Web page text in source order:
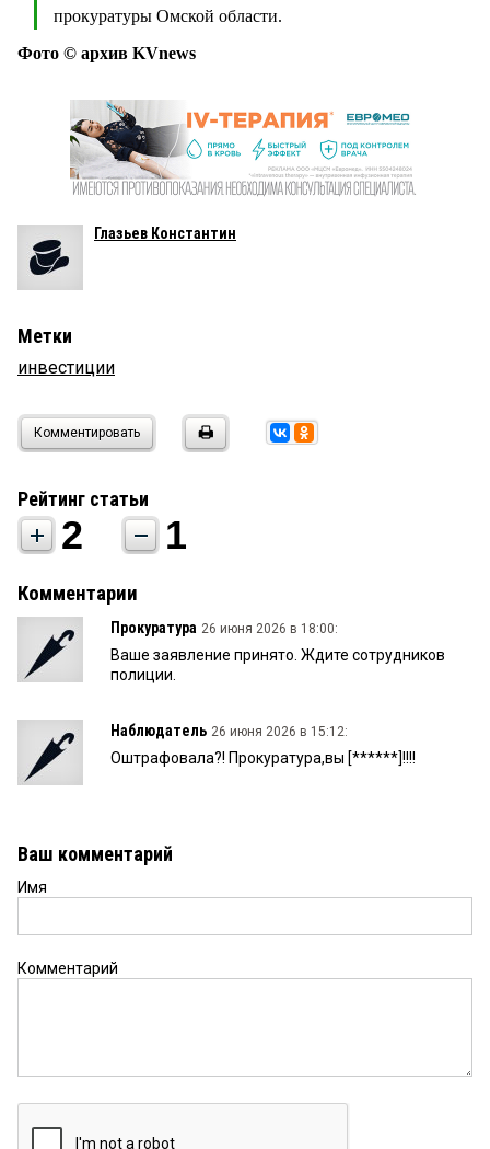
прокуратуры Омской области.
Фото © архив KVnews
Глазьев Константин
Метки
инвестиции
Комментировать
Рейтинг статьи
2 1
Комментарии
Прокуратура 26 июня 2026 в 18:00:
Ваше заявление принято. Ждите сотрудников
полиции.
Наблюдатель 26 июня 2026 в 15:12:
Оштрафовала?! Прокуратура,вы [******]!!!!
Ваш комментарий
Имя
Комментарий